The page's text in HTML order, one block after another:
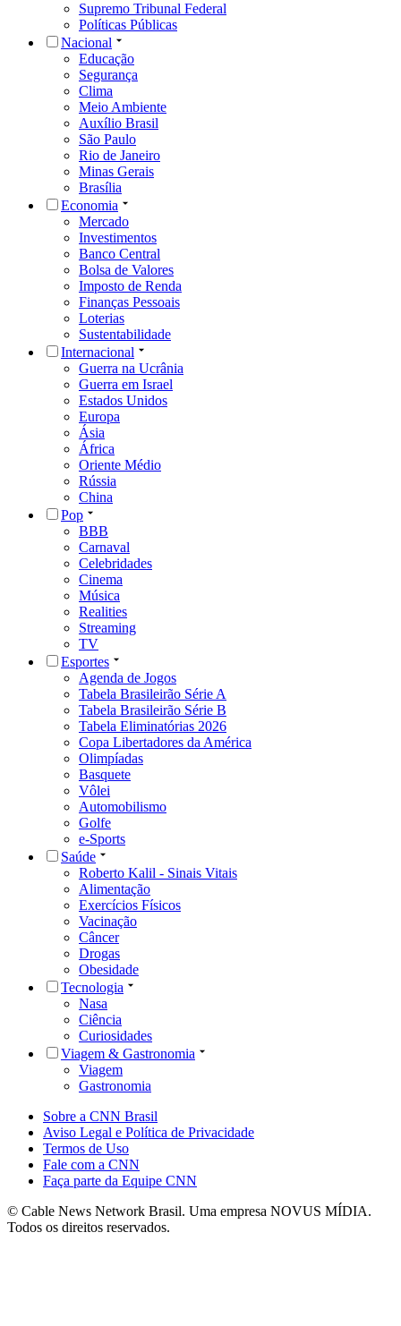
Supremo Tribunal Federal
Políticas Públicas
Nacional
Educação
Segurança
Clima
Meio Ambiente
Auxílio Brasil
São Paulo
Rio de Janeiro
Minas Gerais
Brasília
Economia
Mercado
Investimentos
Banco Central
Bolsa de Valores
Imposto de Renda
Finanças Pessoais
Loterias
Sustentabilidade
Internacional
Guerra na Ucrânia
Guerra em Israel
Estados Unidos
Europa
Ásia
África
Oriente Médio
Rússia
China
Pop
BBB
Carnaval
Celebridades
Cinema
Música
Realities
Streaming
TV
Esportes
Agenda de Jogos
Tabela Brasileirão Série A
Tabela Brasileirão Série B
Tabela Eliminatórias 2026
Copa Libertadores da América
Olimpíadas
Basquete
Vôlei
Automobilismo
Golfe
e-Sports
Saúde
Roberto Kalil - Sinais Vitais
Alimentação
Exercícios Físicos
Vacinação
Câncer
Drogas
Obesidade
Tecnologia
Nasa
Ciência
Curiosidades
Viagem & Gastronomia
Viagem
Gastronomia
Sobre a CNN Brasil
Aviso Legal e Política de Privacidade
Termos de Uso
Fale com a CNN
Faça parte da Equipe CNN
© Cable News Network Brasil. Uma empresa NOVUS MÍDIA.
Todos os direitos reservados.